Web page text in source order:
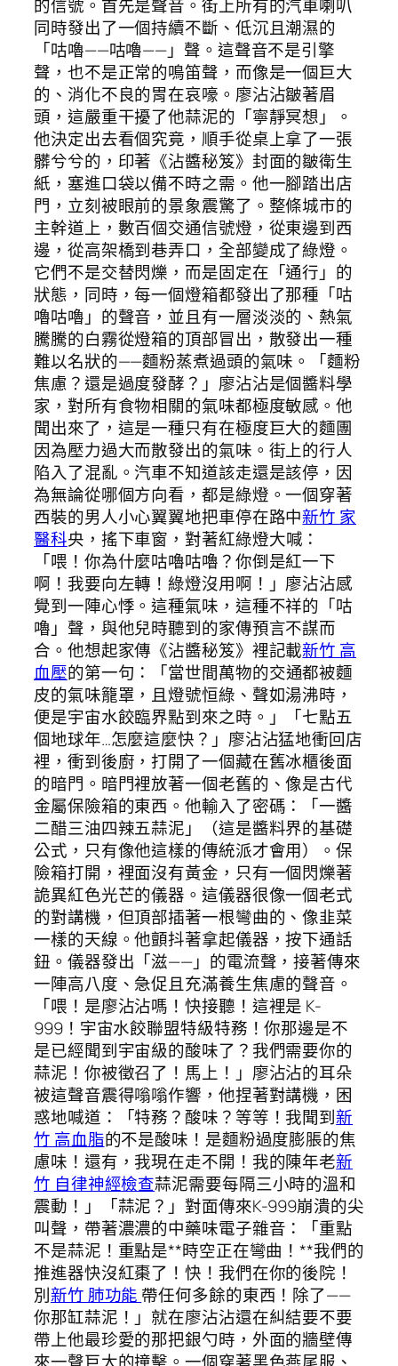
的信號。首先是聲音。街上所有的汽車喇叭
同時發出了一個持續不斷、低沉且潮濕的
「咕嚕——咕嚕——」聲。這聲音不是引擎
聲，也不是正常的鳴笛聲，而像是一個巨大
的、消化不良的胃在哀嚎。廖沾沾皺著眉
頭，這嚴重干擾了他蒜泥的「寧靜冥想」。
他決定出去看個究竟，順手從桌上拿了一張
髒兮兮的，印著《沾醬秘笈》封面的皺衛生
紙，塞進口袋以備不時之需。他一腳踏出店
門，立刻被眼前的景象震驚了。整條城市的
主幹道上，數百個交通信號燈，從東邊到西
邊，從高架橋到巷弄口，全部變成了綠燈。
它們不是交替閃爍，而是固定在「通行」的
狀態，同時，每一個燈箱都發出了那種「咕
嚕咕嚕」的聲音，並且有一層淡淡的、熱氣
騰騰的白霧從燈箱的頂部冒出，散發出一種
難以名狀的——麵粉蒸煮過頭的氣味。「麵粉
焦慮？還是過度發酵？」廖沾沾是個醬料學
家，對所有食物相關的氣味都極度敏感。他
聞出來了，這是一種只有在極度巨大的麵團
因為壓力過大而散發出的氣味。街上的行人
陷入了混亂。汽車不知道該走還是該停，因
為無論從哪個方向看，都是綠燈。一個穿著
西裝的男人小心翼翼地把車停在路中新竹 家
醫科央，搖下車窗，對著紅綠燈大喊：
「喂！你為什麼咕嚕咕嚕？你倒是紅一下
啊！我要向左轉！綠燈沒用啊！」廖沾沾感
覺到一陣心悸。這種氣味，這種不祥的「咕
嚕」聲，與他兒時聽到的家傳預言不謀而
合。他想起家傳《沾醬秘笈》裡記載新竹 高
血壓的第一句：「當世間萬物的交通都被麵
皮的氣味籠罩，且燈號恒綠、聲如湯沸時，
便是宇宙水餃臨界點到來之時。」「七點五
個地球年…怎麼這麼快？」廖沾沾猛地衝回店
裡，衝到後廚，打開了一個藏在舊冰櫃後面
的暗門。暗門裡放著一個老舊的、像是古代
金屬保險箱的東西。他輸入了密碼：「一醬
二醋三油四辣五蒜泥」（這是醬料界的基礎
公式，只有像他這樣的傳統派才會用）。保
險箱打開，裡面沒有黃金，只有一個閃爍著
詭異紅色光芒的儀器。這儀器很像一個老式
的對講機，但頂部插著一根彎曲的、像韭菜
一樣的天線。他顫抖著拿起儀器，按下通話
鈕。儀器發出「滋——」的電流聲，接著傳來
一陣高八度、急促且充滿養生焦慮的聲音。
「喂！是廖沾沾嗎！快接聽！這裡是 K-
999！宇宙水餃聯盟特級特務！你那邊是不
是已經聞到宇宙級的酸味了？我們需要你的
蒜泥！你被徵召了！馬上！」廖沾沾的耳朵
被這聲音震得嗡嗡作響，他捏著對講機，困
惑地喊道：「特務？酸味？等等！我聞到新
竹 高血脂的不是酸味！是麵粉過度膨脹的焦
慮味！還有，我現在走不開！我的陳年老新
竹 自律神經檢查蒜泥需要每隔三小時的溫和
震動！」「蒜泥？」對面傳來K-999崩潰的尖
叫聲，帶著濃濃的中藥味電子雜音：「重點
不是蒜泥！重點是**時空正在彎曲！**我們的
推進器快沒紅棗了！快！我們在你的後院！
別新竹 肺功能 帶任何多餘的東西！除了——
你那缸蒜泥！」就在廖沾沾還在糾結要不要
帶上他最珍愛的那把銀勺時，外面的牆壁傳